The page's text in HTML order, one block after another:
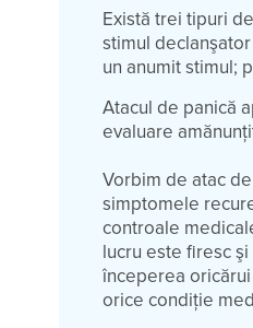
Există trei tipuri
stimul
un anumit stimul;
Atacul de panică
evaluare
Vorbim de atac
simptomele
controale
lucru este firesc
începerea
orice condiţie